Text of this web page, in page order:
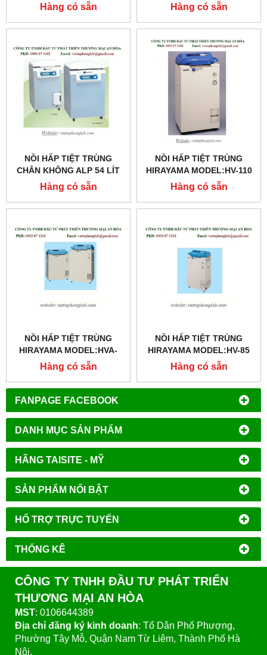
FANPAGE FACEBOOK
DANH MỤC SẢN PHẨM
HÃNG TAISITE - MỸ
SẢN PHẨM NỔI BẬT
HỔ TRỢ TRỰC TUYẾN
THỐNG KÊ
Hàng có sẵn Hàng có sẵn
NỒI HẤP TIỆT TRÙNG
CHÂN KHÔNG ALP 54 LÍT
MODEL:CLG-32L
Hàng có sẵn
NỒI HẤP TIỆT TRÙNG
HIRAYAMA MODEL:HV-110
Hàng có sẵn
NỒI HẤP TIỆT TRÙNG
HIRAYAMA MODEL:HVA-
110
Hàng có sẵn
NỒI HẤP TIỆT TRÙNG
HIRAYAMA MODEL:HV-85
Hàng có sẵn
CÔNG TY TNHH ĐẦU TƯ PHÁT TRIỂN
THƯƠNG MẠI AN HÒA
MST: 0106644389
Địa chỉ đăng ký kinh doanh: Tổ Dân Phố Phượng,
Phường Tây Mỗ, Quận Nam Từ Liêm, Thành Phố Hà
Nội.